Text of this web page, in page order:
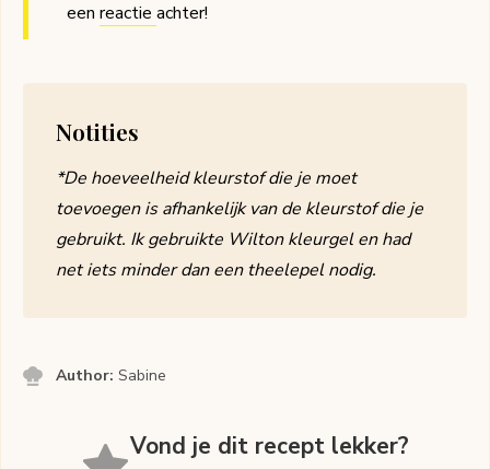
een reactie achter!
Notities
*De hoeveelheid kleurstof die je moet
toevoegen is afhankelijk van de kleurstof die je
gebruikt. Ik gebruikte Wilton kleurgel en had
net iets minder dan een theelepel nodig.
Author:Sabine
Vond je dit recept lekker?